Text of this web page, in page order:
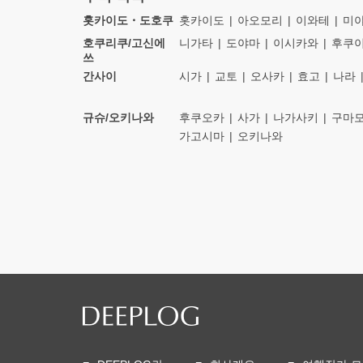
홋카이도・도호쿠 홋카이도 아오모리 이와테 미
호쿠리쿠/고신에
쓰
니가타 도야마 이시카와 후쿠이
간사이 시가 교토 오사카 효고 나라
규슈/오키나와
후쿠오카 사가 나가사키 구마
가고시마
오키나와